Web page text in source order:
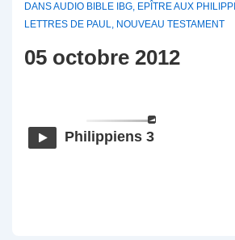
DANSAUDIO BIBLE IBG, EPÎTRE AUX
LETTRES DE PAUL, NOUVEAU TESTAMENT
05 octobre 2012
Philippiens 3